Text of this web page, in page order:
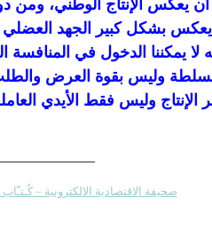
الإنتاج الوطني، ومن دون
يعكس بشكل كبير الجهد
يمكننا الدخول في
وليس بقوة العرض
وليس فقط الأيدي
صحيفة الاقتصادية الالكترونية – كُـتـّاب الاقتصادية – الأحد, 22 صفر 1428